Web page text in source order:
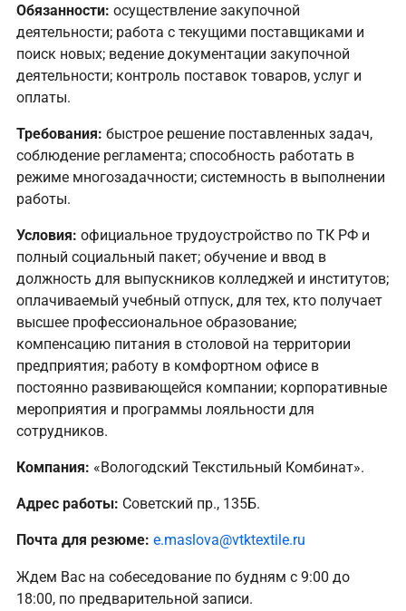
Обязанности: осуществление закупочной
деятельности; работа с текущими поставщиками и
поиск новых; ведение документации закупочной
деятельности; контроль поставок товаров, услуг и
оплаты.
Требования: быстрое решение поставленных задач,
соблюдение регламента; способность работать в
режиме многозадачности; системность в выполнении
работы.
Условия: официальное трудоустройство по ТК РФ и
полный социальный пакет; обучение и ввод в
должность для выпускников колледжей и институтов;
оплачиваемый учебный отпуск, для тех, кто получает
высшее профессиональное образование;
компенсацию питания в столовой на территории
предприятия; работу в комфортном офисе в
постоянно развивающейся компании; корпоративные
мероприятия и программы лояльности для
сотрудников.
Компания: «Вологодский Текстильный Комбинат».
Адрес работы: Советский пр., 135Б.
Почта для резюме: e.maslova@vtktextile.ru
Ждем Вас на собеседование по будням с 9:00 до
18:00, по предварительной записи.